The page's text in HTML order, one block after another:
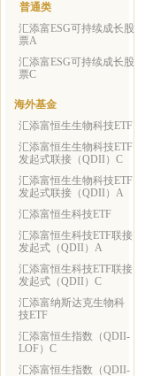
普通类
汇添富ESG可持续成长股
票A
汇添富ESG可持续成长股
票C
海外基金
汇添富恒生生物科技ETF
汇添富恒生生物科技ETF
发起式联接（QDII）C
汇添富恒生生物科技ETF
发起式联接（QDII）A
汇添富恒生科技ETF
汇添富恒生科技ETF联接
发起式（QDII）A
汇添富恒生科技ETF联接
发起式（QDII）C
汇添富纳斯达克生物科
技ETF
汇添富恒生指数（QDII-
LOF）C
汇添富恒生指数（QDII-